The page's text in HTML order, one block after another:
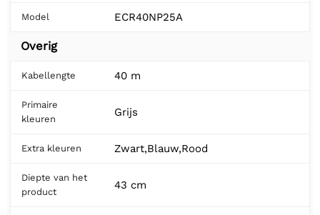
Model ECR40NP25A
Overig
Kabellengte 40 m
Primaire
kleuren
Grijs
Extra kleuren Zwart,Blauw,Rood
Diepte van het
product
43 cm